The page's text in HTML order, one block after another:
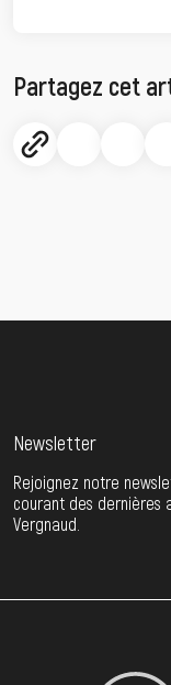
Partagez cet
Newsletter
Rejoignez notre
courant des dernières
Vergnaud.